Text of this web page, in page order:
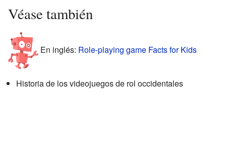
Véase también
En inglés: Role-playing game Facts for Kids
Historia de los videojuegos de rol occidentales